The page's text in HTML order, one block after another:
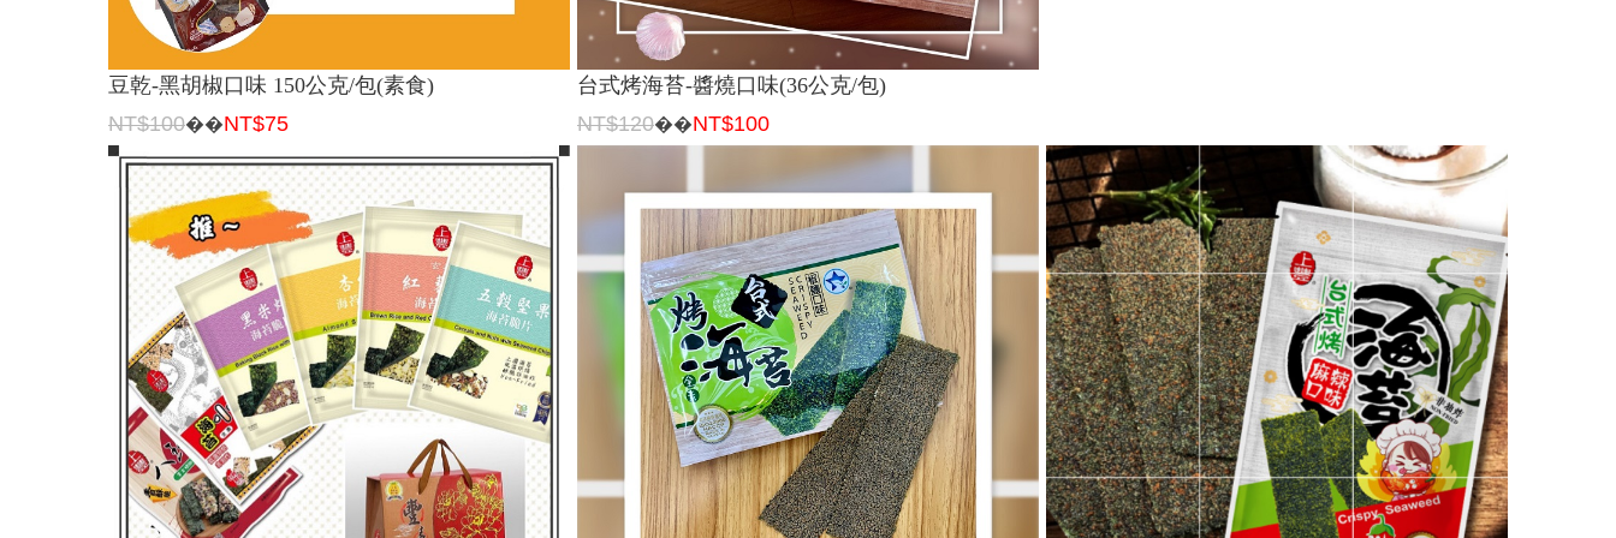
豆乾-黑胡椒口味 150公克/包(素食)
NT$100��NT$75
台式烤海苔-醬燒口味(36公克/包)
NT$120��NT$100